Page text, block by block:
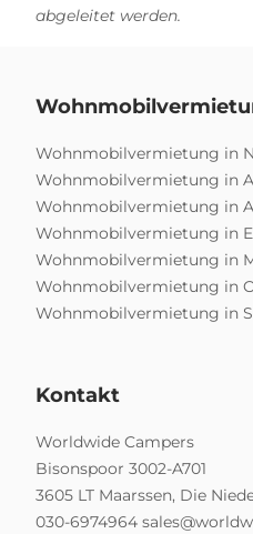
abgeleitet werden.
Wohnmobilvermietung in
Wohnmobilvermietung in
Wohnmobilvermietung in
Wohnmobilvermietung in
Wohnmobilvermietung in
Wohnmobilvermietung in
Wohnmobilvermietung in
Kontakt
Worldwide Campers
Bisonspoor 3002-A701
3605 LT Maarssen, Die
030-6974964